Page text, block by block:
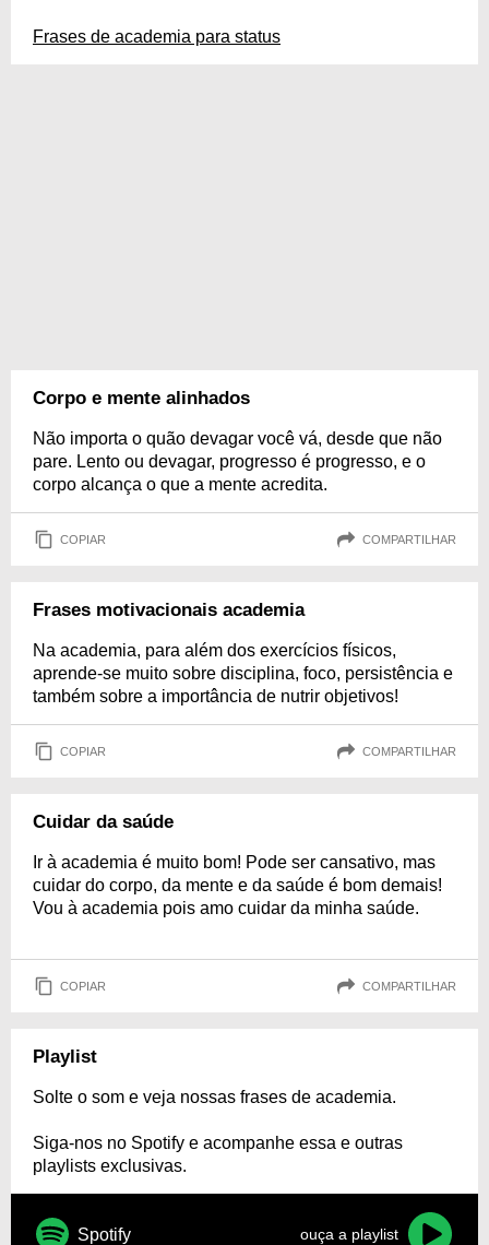
Frases de academia para status
Corpo e mente alinhados
Não importa o quão devagar você vá, desde que não
pare. Lento ou devagar, progresso é progresso, e o
corpo alcança o que a mente acredita.
COPIAR COMPARTILHAR
Frases motivacionais academia
Na academia, para além dos exercícios físicos,
aprende-se muito sobre disciplina, foco, persistência e
também sobre a importância de nutrir objetivos!
COPIAR COMPARTILHAR
Cuidar da saúde
Ir à academia é muito bom! Pode ser cansativo, mas
cuidar do corpo, da mente e da saúde é bom demais!
Vou à academia pois amo cuidar da minha saúde.
COPIAR COMPARTILHAR
Playlist
Solte o som e veja nossas frases de academia.
Siga-nos no Spotify e acompanhe essa e outras
playlists exclusivas.
Spotify ouça a playlist